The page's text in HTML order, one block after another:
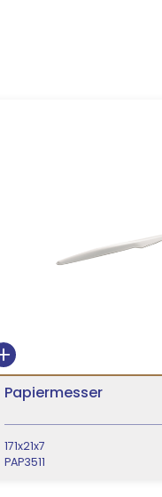
Papiermesser
171x21x7
PAP3511